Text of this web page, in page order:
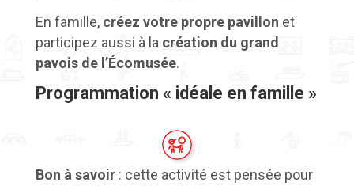
En famille, créez votre propre pavillon et
participez aussi à la création du grand
pavois de l’Écomusée.
Programmation « idéale en famille »
Bon à savoir : cette activité est pensée pour